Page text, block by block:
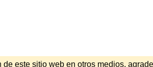
este sitio web en otros medios,